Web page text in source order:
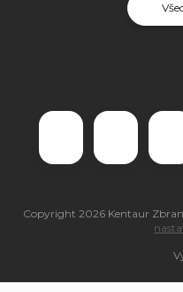
Copyright 2026 Kentaur